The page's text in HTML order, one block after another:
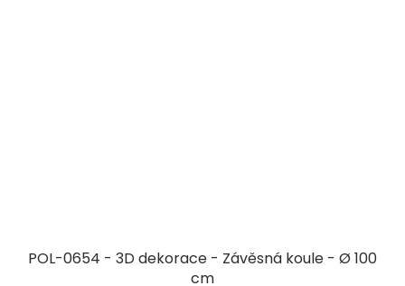
POL-0654 - 3D dekorace - Závěsná koule - Ø 100
cm